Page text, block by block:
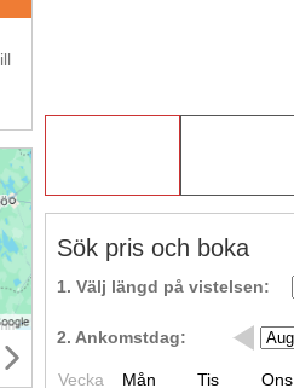
Sök pris och boka
1. Välj längd på vistelsen:
2. Ankomstdag:
Vecka Mån Tis Ons